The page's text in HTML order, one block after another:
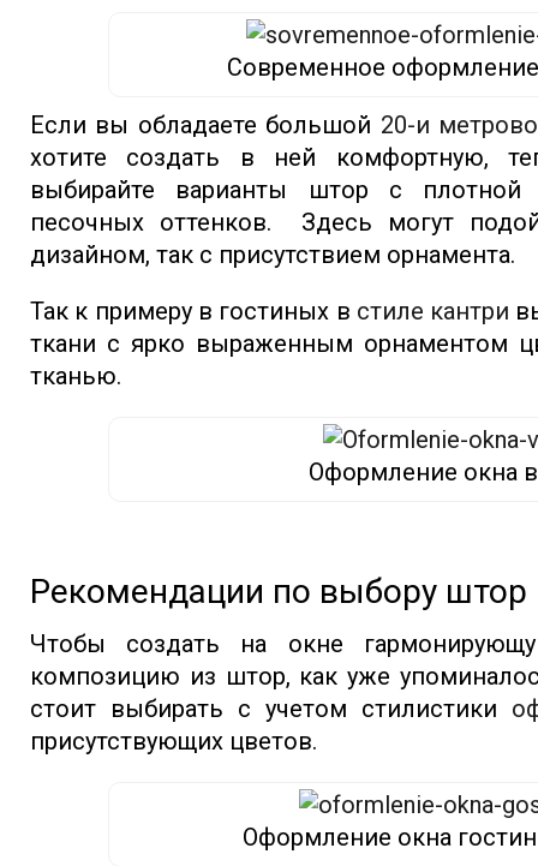
Современное
Если вы обладаете большой 20-и
хотите создать в ней комфортную,
выбирайте варианты штор с плотной
песочных оттенков. Здесь могут
дизайном, так с присутствием орнамента.
Так к примеру в гостиных в стиле кантри
ткани с ярко выраженным орнаментом
тканью.
Оформление окна
Рекомендации по выбору штор
Чтобы создать на окне
композицию из штор, как уже
стоит выбирать с учетом стилистики
присутствующих цветов.
Оформление окна